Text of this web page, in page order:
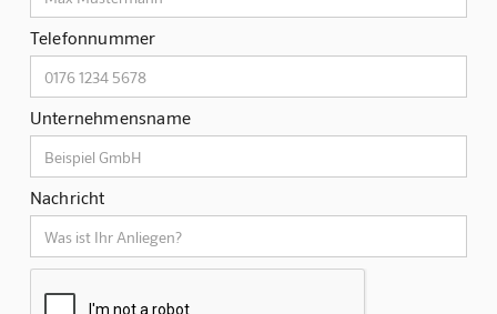
Telefonnummer
Unternehmensname
Nachricht